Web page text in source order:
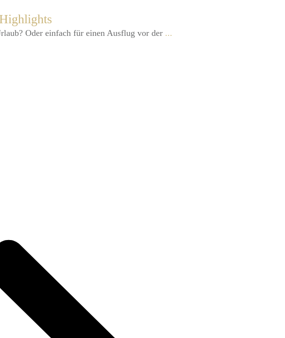
Oder einfach für einen Ausflug vor der ...